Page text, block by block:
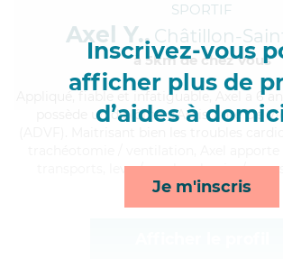
Inscrivez-vous
afficher plus de
d’aides à
Je m'inscris
SPORTIF
Axel Y., Châtillon-
à 5km de chez Vous
, fiable et infatiguable, Axel a 6
possède un diplôme d'Assistante De
transports, lever/coucher, lessive/